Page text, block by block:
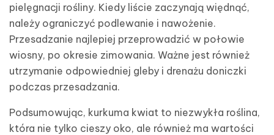
pielęgnacji rośliny. Kiedy liście zaczynają więdnąć,
należy ograniczyć podlewanie i nawożenie.
Przesadzanie najlepiej przeprowadzić w połowie
wiosny, po okresie zimowania. Ważne jest również
utrzymanie odpowiedniej gleby i drenażu doniczki
podczas przesadzania.
Podsumowując, kurkuma kwiat to niezwykła roślina,
która nie tylko cieszy oko, ale również ma wartości